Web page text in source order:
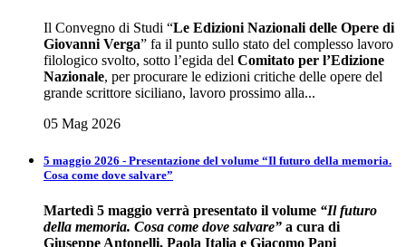
Il Convegno di Studi “Le Edizioni Nazionali delle Opere di
Giovanni Verga” fa il punto sullo stato del complesso lavoro
filologico svolto, sotto l’egida del Comitato per l’Edizione
Nazionale, per procurare le edizioni critiche delle opere del
grande scrittore siciliano, lavoro prossimo alla...
05 Mag 2026
5 maggio 2026 - Presentazione del volume “Il futuro della memoria.
Cosa come dove salvare”
Martedì 5 maggio verrà presentato il volume “Il futuro
della memoria. Cosa come dove salvare” a cura di
Giuseppe Antonelli, Paola Italia e Giacomo Papi